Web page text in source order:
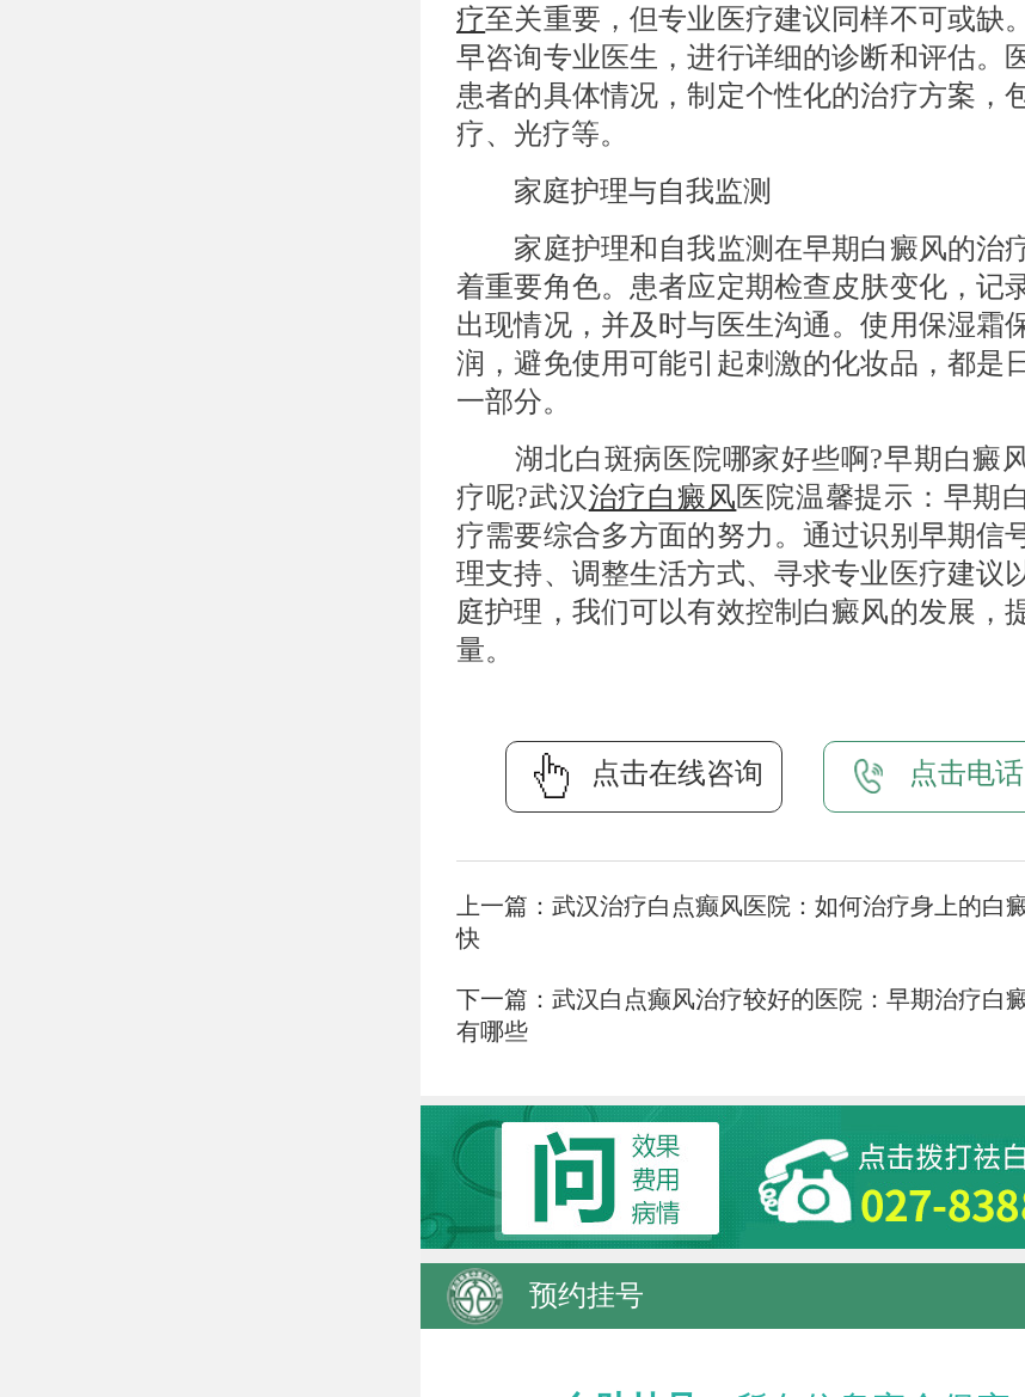
疗至关重要，但专业医疗建议同样不可或缺
早咨询专业医生，进行详细的诊断和评估。
患者的具体情况，制定个性化的治疗方案，
疗、光疗等。
家庭护理与自我监测
家庭护理和自我监测在早期白癜风的治
着重要角色。患者应定期检查皮肤变化，记
出现情况，并及时与医生沟通。使用保湿霜
润，避免使用可能引起刺激的化妆品，都是
一部分。
湖北白斑病医院哪家好些啊?早期白癜
疗呢?武汉治疗白癜风医院温馨提示：早期
疗需要综合多方面的努力。通过识别早期信
理支持、调整生活方式、寻求专业医疗建议
庭护理，我们可以有效控制白癜风的发展，
量。
点击在线咨询 点击电
上一篇： 武汉治疗白点癫风医院：如何治疗身上的白
快
下一篇： 武汉白点癫风治疗较好的医院：早期治疗白
有哪些
预约挂号